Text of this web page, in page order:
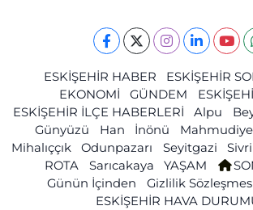
ESKİŞEHİR HABER
ESKİŞEHİR
EKONOMİ
GÜNDEM
ESKİŞEHİR İLÇE HABERLERİ
Alpu
Günyüzü
Han İnönü Mahmudiye
Mihalıççık
Odunpazarı Seyitgazi
ROTA
Sarıcakaya YAŞAM
Günün İçinden
Gizlilik
ESKİŞEHİR HAVA